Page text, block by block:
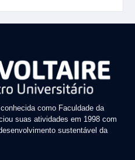
como Faculdade da
suas atividades em 1998 com
sustentável da